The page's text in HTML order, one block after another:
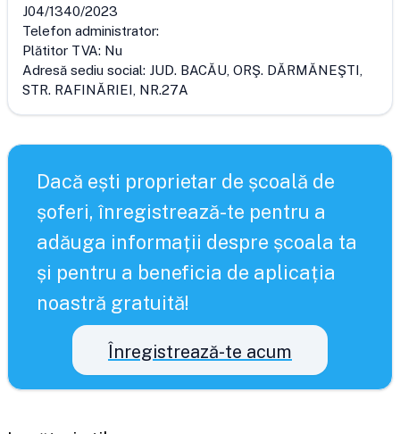
J04/1340/2023
Telefon administrator:
Plătitor TVA: Nu
Adresă sediu social: JUD. BACĂU, ORŞ. DĂRMĂNEŞTI,
STR. RAFINĂRIEI, NR.27A
Dacă ești proprietar de școală de
șoferi, înregistrează-te pentru a
adăuga informații despre școala ta
și pentru a beneficia de aplicația
noastră gratuită!
Înregistrează-te acum